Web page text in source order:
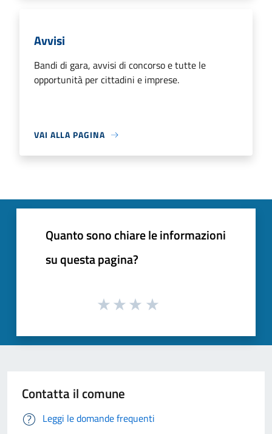
Avvisi
Bandi di gara, avvisi di concorso e tutte le
opportunità per cittadini e imprese.
VAI ALLA PAGINA
Quanto sono chiare le informazioni
su questa pagina?
Contatta il comune
Leggi le domande frequenti